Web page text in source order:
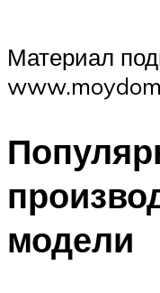
Материал
модели